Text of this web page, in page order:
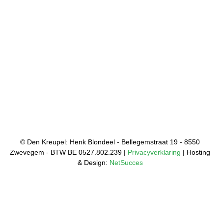
© Den Kreupel: Henk Blondeel - Bellegemstraat 19 - 8550
Zwevegem - BTW BE 0527.802.239 | Privacyverklaring | Hosting
& Design: NetSucces